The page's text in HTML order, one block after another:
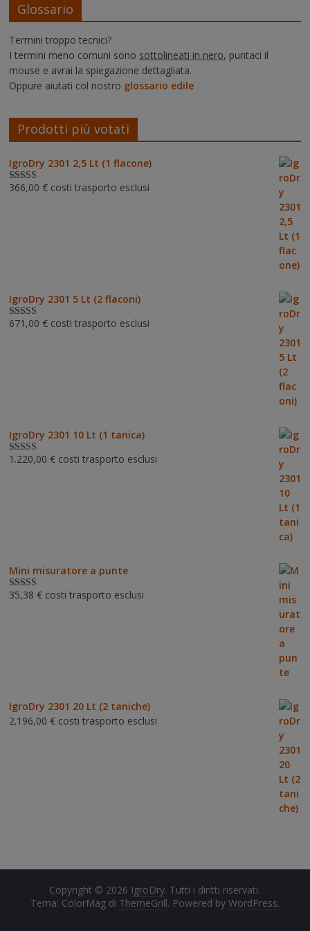
Glossario
Termini troppo tecnici?
I termini meno comuni sono sottolineati in nero, puntaci il
mouse e avrai la spiegazione dettagliata.
Oppure aiutati col nostro glossario edile
Prodotti più votati
IgroDry 2301 2,5 Lt (1 flacone)
Valutato5.00
366,00 € costi trasporto esclusi
IgroDry 2301 5 Lt (2 flaconi)
Valutato5.00
671,00 € costi trasporto esclusi
IgroDry 2301 10 Lt (1 tanica)
Valutato5.00
1.220,00 € costi trasporto esclusi
Mini misuratore a punte
Valutat
35,38 € costi trasporto esclusi
IgroDry 2301 20 Lt (2 taniche)
2.196,00 € costi trasporto esclusi
Copyright © 2026 IgroDry. Tutti i diritti riservati.
Tema: ColorMag di ThemeGrill. Powered by WordPress.